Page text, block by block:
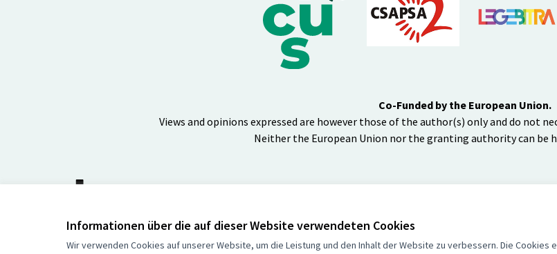
Informationen über die auf dieser Website verwendeten Cookies
Wir verwenden Cookies auf unserer Website, um die Leistung und den Inhalt der Website zu verbessern. Die Cookies
Co-Funded by the European Union.
Views and opinions expressed are however those of the author(s) only and do not
Neither the European Union nor the granting authority can be
BY